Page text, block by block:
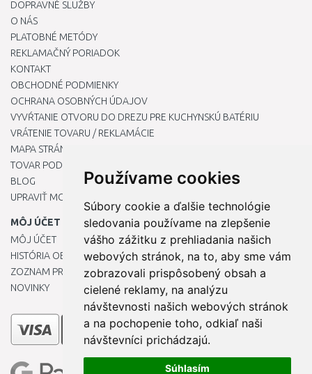
Používame cookies
Súbory cookie a ďalšie technológie
sledovania používame na zlepšenie
vášho zážitku z prehliadania našich
webových stránok, na to, aby sme vám
zobrazovali prispôsobený obsah a
cielené reklamy, na analýzu
návštevnosti našich webových stránok
a na pochopenie toho, odkiaľ naši
návštevníci prichádzajú.
Súhlasím
DOPRAVNÉ SLUŽBY
O NÁS
PLATOBNÉ METÓDY
REKLAMAČNÝ PORIADOK
KONTAKT
OBCHODNÉ PODMIENKY
OCHRANA OSOBNÝCH ÚDAJOV
VYVŔTANIE OTVORU DO DREZU PRE KUCHYNSKÚ BATÉRIU
VRÁTENIE TOVARU / REKLAMÁCIE
MAPA STRÁNOK
TOVAR PODĽA ZNAČIEK
BLOG
UPRAVIŤ MOJE PREDVOĽBY COOKIES
MÔJ ÚČET
MÔJ ÚČET
HISTÓRIA OBJEDNÁVOK
ZOZNAM PRIANÍ
NOVINKY